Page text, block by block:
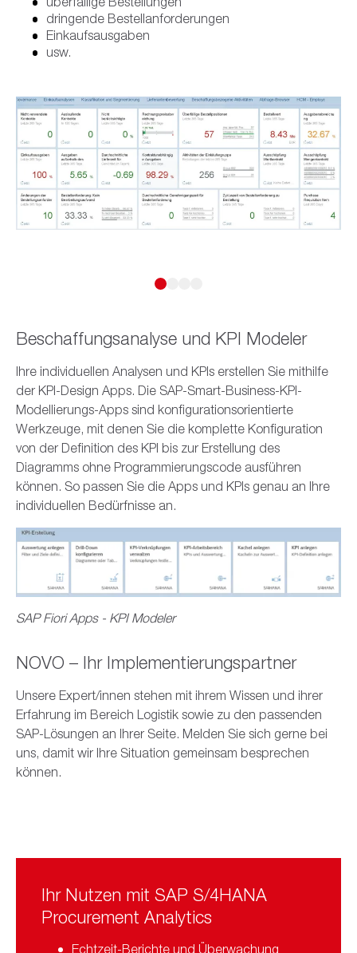
dringende Bestellanforderungen
Einkaufsausgaben
usw.
Beschaffungsanalyse und KPI Modeler
Ihre individuellen Analysen und KPIs erstellen Sie mithilfe
der KPI-Design Apps. Die SAP-Smart-Business-KPI-
Modellierungs-Apps sind konfigurationsorientierte
Werkzeuge, mit denen Sie die komplette Konfiguration
von der Definition des KPI bis zur Erstellung des
Diagramms ohne Programmierungscode ausführen
können. So passen Sie die Apps und KPIs genau an Ihre
individuellen Bedürfnisse an.
SAP Fiori Apps - KPI Modeler
NOVO – Ihr Implementierungspartner
Unsere Expert/innen stehen mit ihrem Wissen und ihrer
Erfahrung im Bereich Logistik sowie zu den passenden
SAP-Lösungen an Ihrer Seite. Melden Sie sich gerne bei
uns, damit wir Ihre Situation gemeinsam besprechen
können.
Ihr Nutzen mit SAP S/4HANA
Procurement Analytics
Echtzeit-Berichte und Überwachung